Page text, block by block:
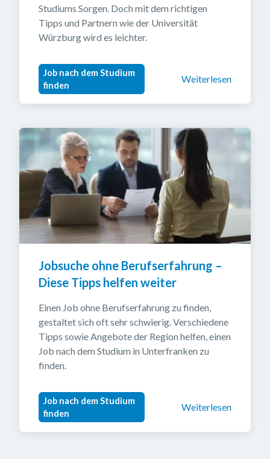
Studiums Sorgen. Doch mit dem richtigen
Tipps und Partnern wie der Universität
Würzburg wird es leichter.
Job nach dem Studium
finden
Weiterlesen
Jobsuche ohne Berufserfahrung –
Diese Tipps helfen weiter
Einen Job ohne Berufserfahrung zu finden,
gestaltet sich oft sehr schwierig. Verschiedene
Tipps sowie Angebote der Region helfen, einen
Job nach dem Studium in Unterfranken zu
finden.
Job nach dem Studium
finden
Weiterlesen